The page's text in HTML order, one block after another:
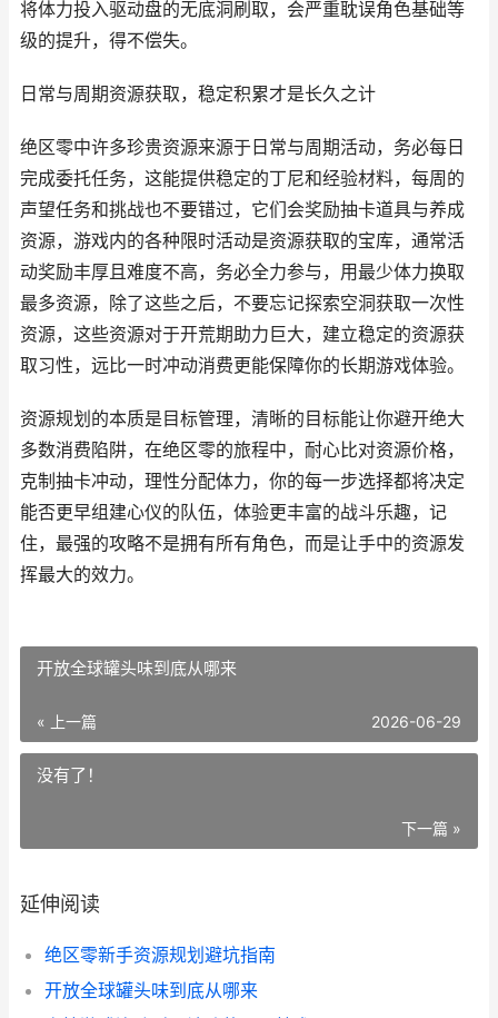
将体力投入驱动盘的无底洞刷取，会严重耽误角色基础等
级的提升，得不偿失。
日常与周期资源获取，稳定积累才是长久之计
绝区零中许多珍贵资源来源于日常与周期活动，务必每日
完成委托任务，这能提供稳定的丁尼和经验材料，每周的
声望任务和挑战也不要错过，它们会奖励抽卡道具与养成
资源，游戏内的各种限时活动是资源获取的宝库，通常活
动奖励丰厚且难度不高，务必全力参与，用最少体力换取
最多资源，除了这些之后，不要忘记探索空洞获取一次性
资源，这些资源对于开荒期助力巨大，建立稳定的资源获
取习性，远比一时冲动消费更能保障你的长期游戏体验。
资源规划的本质是目标管理，清晰的目标能让你避开绝大
多数消费陷阱，在绝区零的旅程中，耐心比对资源价格，
克制抽卡冲动，理性分配体力，你的每一步选择都将决定
能否更早组建心仪的队伍，体验更丰富的战斗乐趣，记
住，最强的攻略不是拥有所有角色，而是让手中的资源发
挥最大的效力。
开放全球罐头味到底从哪来
« 上一篇 2026-06-29
没有了！
下一篇 »
延伸阅读
绝区零新手资源规划避坑指南
开放全球罐头味到底从哪来